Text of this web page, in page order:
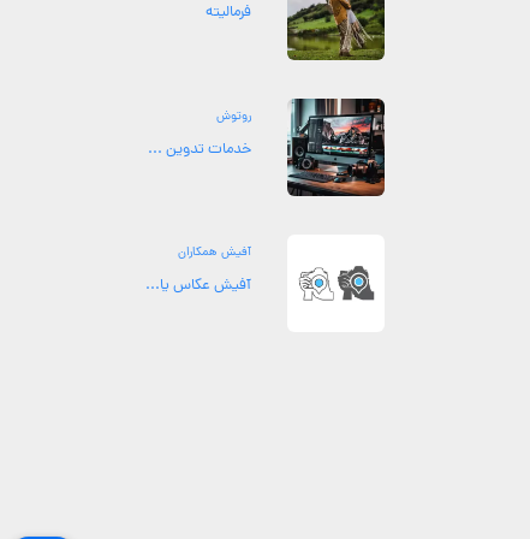
فرمالیته
روتوش
خدمات تدوین ...
آفیش همکاران
آفیش عکاس یا...